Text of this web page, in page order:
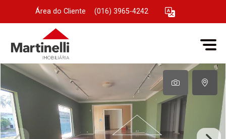
Área do Cliente (016) 3965-4242